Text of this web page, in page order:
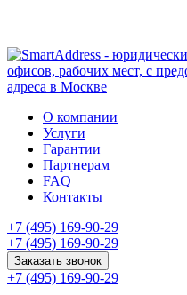
офисов, рабочих мест, с
адреса в Москве
О компании
Услуги
Гарантии
Партнерам
FAQ
Контакты
+7 (495) 169-90-29
+7 (495) 169-90-29
Заказать звонок
+7 (495) 169-90-29